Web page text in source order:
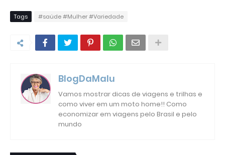
Tags #saúde #Mulher #Variedade
BlogDaMalu
Vamos mostrar dicas de viagens e trilhas e
como viver em um moto home!! Como
economizar em viagens pelo Brasil e pelo
mundo